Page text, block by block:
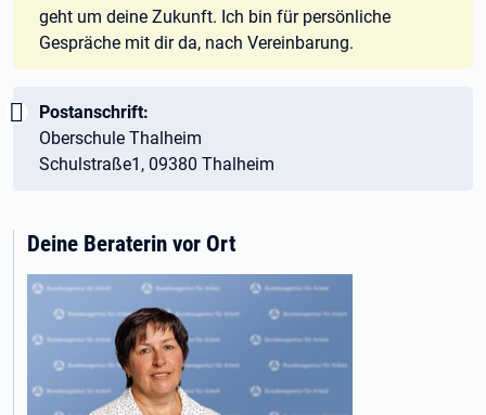
geht um deine Zukunft. Ich bin für persönliche
Gespräche mit dir da, nach Vereinbarung.
Wichtig:
Postanschrift:
Oberschule Thalheim
Schulstraße1, 09380 Thalheim
Deine Beraterin vor Ort